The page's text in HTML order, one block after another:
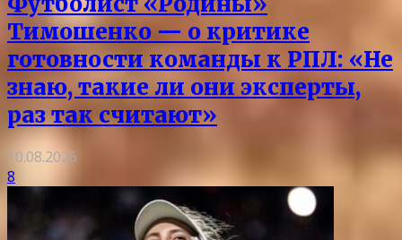
Тимошенко — о критике
готовности команды к РПЛ: «Не
знаю, такие ли они эксперты,
раз так считают»
10.08.2026
8